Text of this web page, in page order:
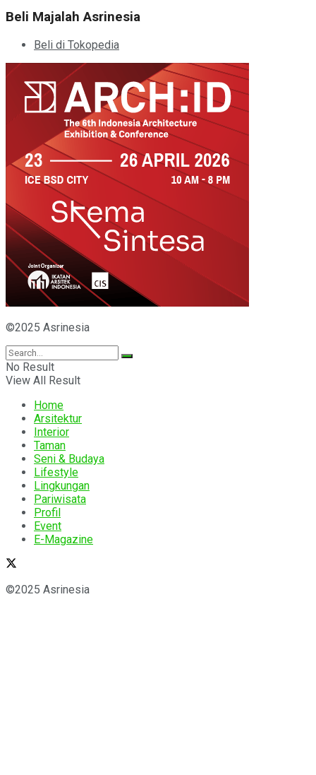
Beli Majalah Asrinesia
Beli di Tokopedia
©2025 Asrinesia
No Result
View All Result
Home
Arsitektur
Interior
Taman
Seni & Budaya
Lifestyle
Lingkungan
Pariwisata
Profil
Event
E-Magazine
©2025 Asrinesia